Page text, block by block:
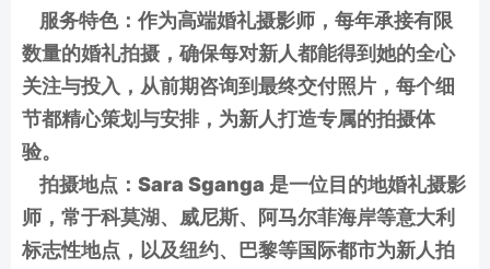
服务特色：作为高端婚礼摄影师，每年承接有限
数量的婚礼拍摄，确保每对新人都能得到她的全心
关注与投入，从前期咨询到最终交付照片，每个细
节都精心策划与安排，为新人打造专属的拍摄体
验。
拍摄地点：Sara Sganga 是一位目的地婚礼摄影
师，常于科莫湖、威尼斯、阿马尔菲海岸等意大利
标志性地点，以及纽约、巴黎等国际都市为新人拍